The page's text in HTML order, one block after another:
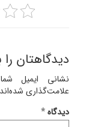
دیدگاهتان
نشانی ایمیل
علامت‌گذاری شده‌اند
دیدگاه*